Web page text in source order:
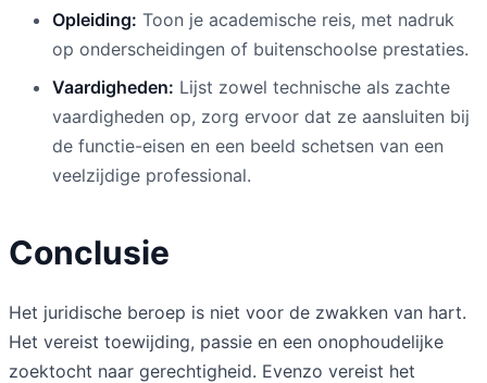
Opleiding: Toon je academische reis, met nadruk
op onderscheidingen of buitenschoolse prestaties.
Vaardigheden: Lijst zowel technische als zachte
vaardigheden op, zorg ervoor dat ze aansluiten bij
de functie-eisen en een beeld schetsen van een
veelzijdige professional.
Conclusie
Het juridische beroep is niet voor de zwakken van hart.
Het vereist toewijding, passie en een onophoudelijke
zoektocht naar gerechtigheid. Evenzo vereist het